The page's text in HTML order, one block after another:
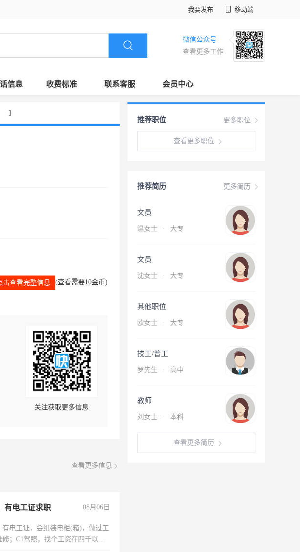
我要发布 移动端
微信公众号
查看更多工作
信息 收费标准 联系客服 会员中心
]
击查看完整信息 (查看需要10金币)
关注获取更多信息
查看更多信息
有电工证求职 08月06日
有电工证，会组装电柜(箱)，做过工
修；C1驾照，找个工资在四千以
更多职位
推荐职位
查看更多职位
更多简历
推荐简历
文员
温女士 · 大专
文员
沈女士 · 大专
其他职位
欧女士 · 大专
技工/普工
罗先生 · 高中
教师
刘女士 · 本科
查看更多简历